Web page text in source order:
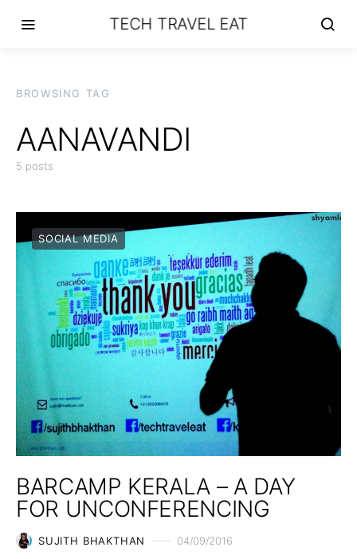
TECH TRAVEL EAT
BROWSING TAG
AANAVANDI
5 posts
SOCIAL MEDIA
BARCAMP KERALA – A DAY
FOR UNCONFERENCING
SUJITH BHAKTHAN 04/09/2016